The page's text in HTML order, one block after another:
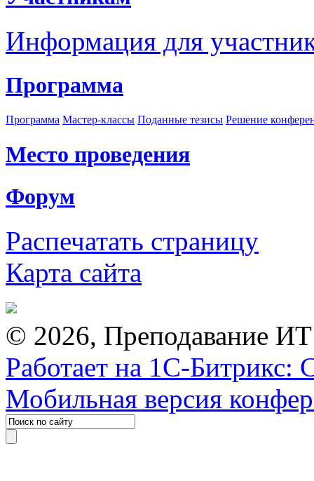
Информация для
Программа
Программа Мастер-классы Поданные тезисы Решение
Место проведения
Форум
Распечатать страницу
Карта сайта
© 2026, Преподавание
Работает на 1С-Битрикс:
Мобильная версия